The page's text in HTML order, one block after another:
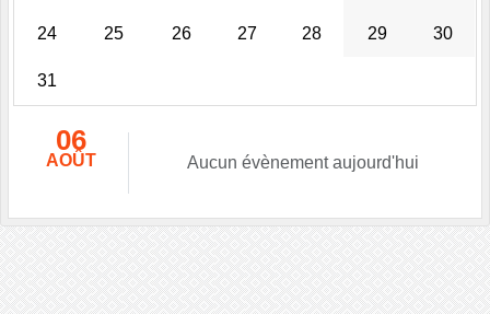
24 25 26 27 28 29 30
31
06
AOÛT Aucun évènement aujourd'hui